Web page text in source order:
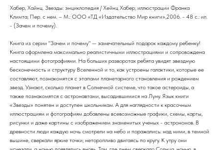
Хабер, Хайнц. Звезды: энциклопедия / Хейнц Хабер; иллюстрации Франка
Климта; Пер. с нем. – М.: ООО «ТД «Издательство Мир книги»,2006. - 48 с.: ил.
- (Зачем и почему).
Книга из серии "Зачем и почему" — замечательный подарок каждому ребенку!
Книга оформлена максимально реалистичными иллюстрациями и сопровождена
настоящими фотографиями. На больших разворотах ребята увидят звездную
бесконечность и структуру Вселенной и то, как устроены галактики, которые ее
составляют, познакомятся с этапами планетарного становления и рождением
звезд. Узнают, сколько планет в Солнечной системе, что такое астероиды, а
также познакомятся с астронавтами, высадившимися на Луну. Язык книги
«Звезды» понятен и доступен школьникам. А для наглядности к красочным
иллюстрациям и фотографиям добавлены всевозможные графики, схемы, карты,
рисунки и даже картины с изображением знаменитых ученых - астрономов. В
древности люди каждую ночь смотрели на небо и поражались: над ними, в темной
вышине, сверкали яркие точки; неторопливо двигаясь по кругу. К утру они